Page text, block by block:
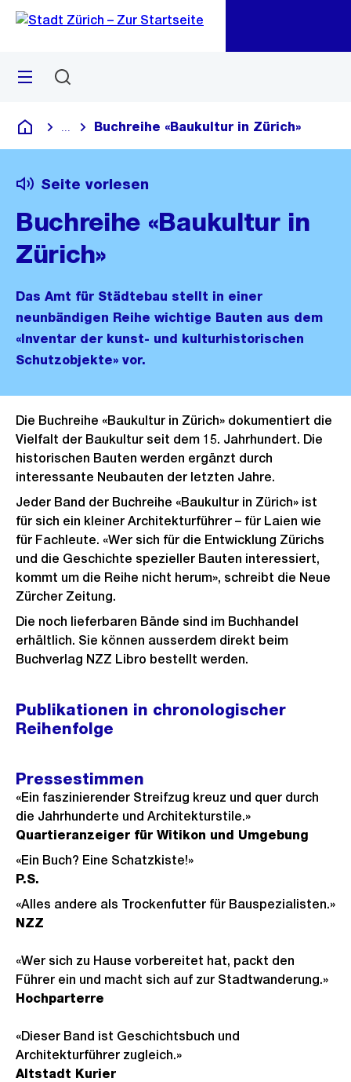
Navigation
Sprunglink
Menü
Deutsch
Blende alle Breadcrumbs ein
Buchreihe «Baukultur in Zürich»
Seite vorlesen
Buchreihe «Baukultur in
Zürich»
Das Amt für Städtebau stellt in einer
neunbändigen Reihe wichtige Bauten aus dem
«Inventar der kunst- und kulturhistorischen
Schutzobjekte» vor.
Die Buchreihe «Baukultur in Zürich» dokumentiert die
Vielfalt der Baukultur seit dem 15. Jahrhundert. Die
historischen Bauten werden ergänzt durch
interessante Neubauten der letzten Jahre.
Jeder Band der Buchreihe «Baukultur in Zürich» ist
für sich ein kleiner Architekturführer – für Laien wie
für Fachleute. «Wer sich für die Entwicklung Zürichs
und die Geschichte spezieller Bauten interessiert,
kommt um die Reihe nicht herum», schreibt die Neue
Zürcher Zeitung.
Die noch lieferbaren Bände sind im Buchhandel
erhältlich. Sie können ausserdem direkt beim
Buchverlag NZZ Libro bestellt werden.
Publikationen in chronologischer
Reihenfolge
Pressestimmen
«Ein faszinierender Streifzug kreuz und quer durch
die Jahrhunderte und Architekturstile.»
Quartieranzeiger für Witikon und Umgebung
«Ein Buch? Eine Schatzkiste!»
P.S.
«Alles andere als Trockenfutter für Bauspezialisten.»
NZZ
«Wer sich zu Hause vorbereitet hat, packt den
Führer ein und macht sich auf zur Stadtwanderung.»
Hochparterre
«Dieser Band ist Geschichtsbuch und
Architekturführer zugleich.»
Altstadt Kurier